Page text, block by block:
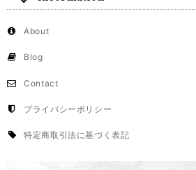
About
Blog
Contact
プライバシーポリシー
特定商取引法に基づく表記